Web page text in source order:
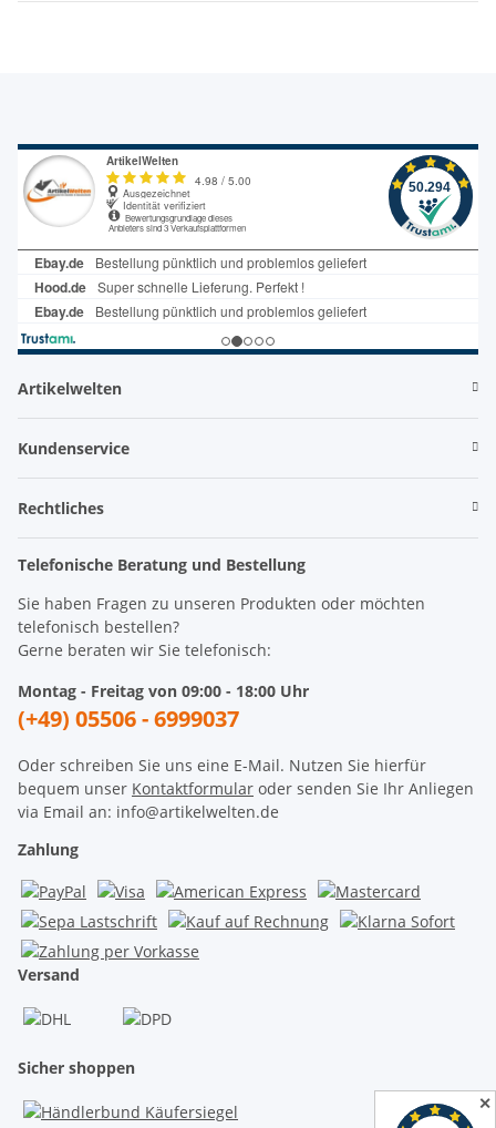
Artikelwelten
Kundenservice
Rechtliches
Telefonische Beratung und Bestellung
Sie haben Fragen zu unseren Produkten oder möchten
telefonisch bestellen?
Gerne beraten wir Sie telefonisch:
Montag - Freitag von 09:00 - 18:00 Uhr
(+49) 05506 - 6999037
Oder schreiben Sie uns eine E-Mail. Nutzen Sie hierfür
bequem unser Kontaktformular oder senden Sie Ihr Anliegen
via Email an: info@artikelwelten.de
Zahlung
Versand
Sicher shoppen
✕